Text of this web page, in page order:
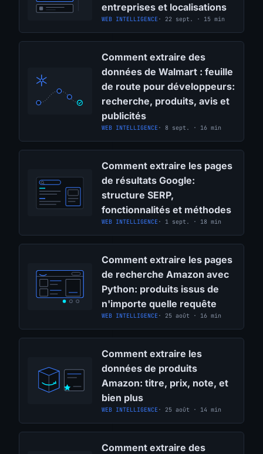
entreprises et localisations
WEB INTELLIGENCE · 22 sept. · 15 min
Comment extraire des
données de Walmart : feuille
de route pour développeurs:
recherche, produits, avis et
publicités
WEB INTELLIGENCE · 8 sept. · 16 min
Comment extraire les pages
de résultats Google:
structure SERP,
fonctionnalités et méthodes
WEB INTELLIGENCE · 1 sept. · 18 min
Comment extraire les pages
de recherche Amazon avec
Python: produits issus de
n'importe quelle requête
WEB INTELLIGENCE · 25 août · 16 min
Comment extraire les
données de produits
Amazon: titre, prix, note, et
bien plus
WEB INTELLIGENCE · 25 août · 14 min
Comment extraire des